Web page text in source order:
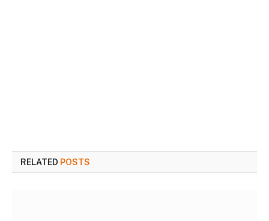
RELATED POSTS